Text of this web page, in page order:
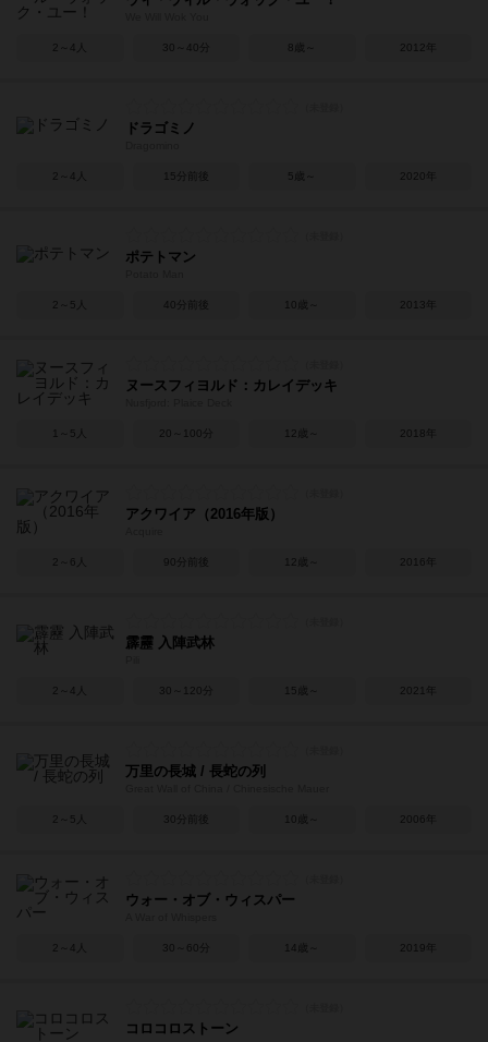
2～4人 30～40分 8歳～ 2012年
ドラゴミノ
2～4人 15分前後 5歳～ 2020年
ポテトマン
2～5人 40分前後 10歳～ 2013年
ヌースフィヨルド：カレイデッキ
1～5人 20～100分 12歳～ 2018年
アクワイア（2016年版）
2～6人 90分前後 12歳～ 2016年
霹靂 入陣武林
2～4人 30～120分 15歳～ 2021年
万里の長城 / 長蛇の列
2～5人 30分前後 10歳～ 2006年
ウォー・オブ・ウィスパー
2～4人 30～60分 14歳～ 2019年
コロコロストーン